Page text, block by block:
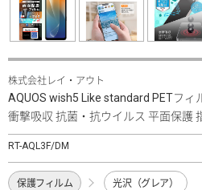
株式会社レイ・アウト
AQUOS wish5 Like standard PETフィ
衝撃吸収 抗菌・抗ウイルス 平面保護
RT-AQL3F/DM
保護フィルム 光沢（グレア）